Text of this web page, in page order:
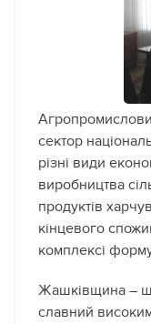
сектор
різні види
виробництва
продуктів
кінцевого
комплексі
Жашківщина –
славний